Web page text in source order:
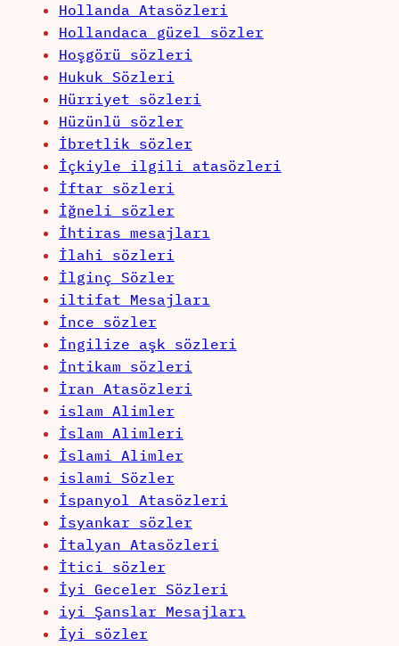
Hollanda Atasözleri
Hollandaca güzel sözler
Hoşgörü sözleri
Hukuk Sözleri
Hürriyet sözleri
Hüzünlü sözler
İbretlik sözler
İçkiyle ilgili atasözleri
İftar sözleri
İğneli sözler
İhtiras mesajları
İlahi sözleri
İlginç Sözler
iltifat Mesajları
İnce sözler
İngilize aşk sözleri
İntikam sözleri
İran Atasözleri
islam Alimler
İslam Alimleri
İslami Alimler
islami Sözler
İspanyol Atasözleri
İsyankar sözler
İtalyan Atasözleri
İtici sözler
İyi Geceler Sözleri
iyi Şanslar Mesajları
İyi sözler